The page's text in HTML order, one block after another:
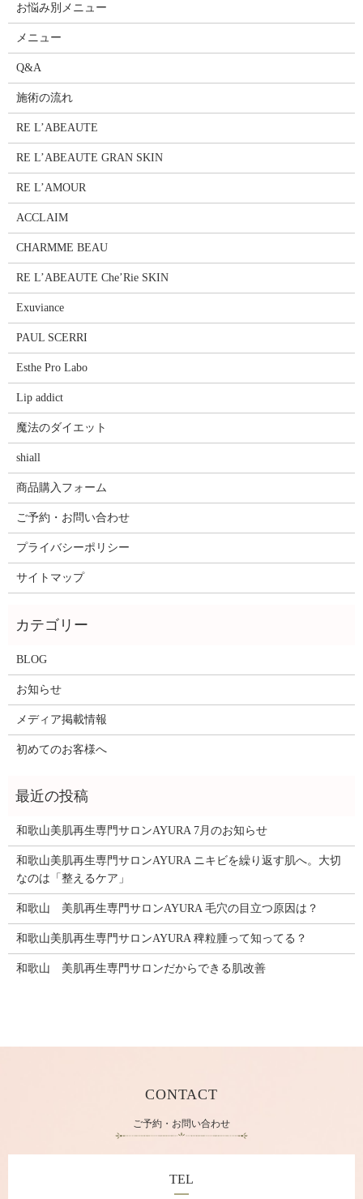
お悩み別メニュー
メニュー
Q&A
施術の流れ
RE L’ABEAUTE
RE L’ABEAUTE GRAN SKIN
RE L’AMOUR
ACCLAIM
CHARMME BEAU
RE L’ABEAUTE Che’Rie SKIN
Exuviance
PAUL SCERRI
Esthe Pro Labo
Lip addict
魔法のダイエット
shiall
商品購入フォーム
ご予約・お問い合わせ
プライバシーポリシー
サイトマップ
BLOG
お知らせ
メディア掲載情報
初めてのお客様へ
和歌山美肌再生専門サロンAYURA 7月のお知らせ
和歌山美肌再生専門サロンAYURA ニキビを繰り返す肌へ。大切
なのは「整えるケア」
和歌山 美肌再生専門サロンAYURA 毛穴の目立つ原因は？
和歌山美肌再生専門サロンAYURA 稗粒腫って知ってる？
和歌山 美肌再生専門サロンだからできる肌改善
CONTACT
ご予約・お問い合わせ
TEL